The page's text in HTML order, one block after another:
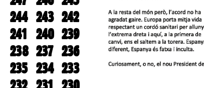
244 243 242
241 240 239
238 237 236
235 234 233